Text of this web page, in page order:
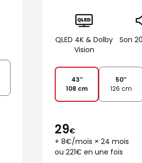
QLED 4K & Dolby
Vision
Son
43’’
108 cm
50’’
126 cm
29€
+ 8€/mois × 24 mois
ou 221€ en une fois